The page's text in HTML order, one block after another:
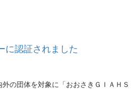
に認証されました
の団体を対象に「おおさきＧＩＡＨ